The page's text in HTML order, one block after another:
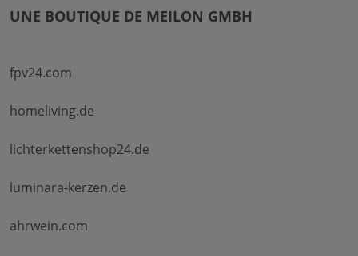
UNE BOUTIQUE DE MEILON GMBH
fpv24.com
homeliving.de
lichterkettenshop24.de
luminara-kerzen.de
ahrwein.com